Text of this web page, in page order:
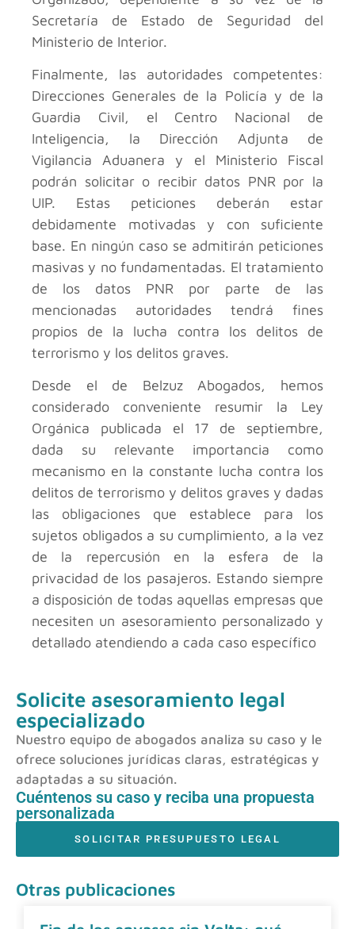
Secretaría de Estado de Seguridad del
Ministerio de Interior.
Finalmente, las autoridades competentes:
Direcciones Generales de la Policía y de la
Guardia Civil, el Centro Nacional de
Inteligencia, la Dirección Adjunta de
Vigilancia Aduanera y el Ministerio Fiscal
podrán solicitar o recibir datos PNR por la
UIP. Estas peticiones deberán estar
debidamente motivadas y con suficiente
base. En ningún caso se admitirán peticiones
masivas y no fundamentadas. El tratamiento
de los datos PNR por parte de las
mencionadas autoridades tendrá fines
propios de la lucha contra los delitos de
terrorismo y los delitos graves.
Desde el de Belzuz Abogados, hemos
considerado conveniente resumir la Ley
Orgánica publicada el 17 de septiembre,
dada su relevante importancia como
mecanismo en la constante lucha contra los
delitos de terrorismo y delitos graves y dadas
las obligaciones que establece para los
sujetos obligados a su cumplimiento, a la vez
de la repercusión en la esfera de la
privacidad de los pasajeros. Estando siempre
a disposición de todas aquellas empresas que
necesiten un asesoramiento personalizado y
detallado atendiendo a cada caso específico
Solicite asesoramiento legal
especializado
Nuestro equipo de abogados analiza su caso y le
ofrece soluciones jurídicas claras, estratégicas y
adaptadas a su situación.
Cuéntenos su caso y reciba una propuesta
personalizada
SOLICITAR PRESUPUESTO LEGAL
Otras publicaciones